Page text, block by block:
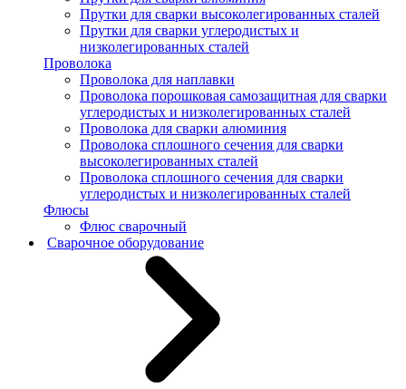
Прутки для сварки высоколегированных сталей
Прутки для сварки углеродистых и
низколегированных сталей
Проволока
Проволока для наплавки
Проволока порошковая самозащитная для сварки
углеродистых и низколегированных сталей
Проволока для сварки алюминия
Проволока сплошного сечения для сварки
высоколегированных сталей
Проволока сплошного сечения для сварки
углеродистых и низколегированных сталей
Флюсы
Флюс сварочный
Сварочное оборудование